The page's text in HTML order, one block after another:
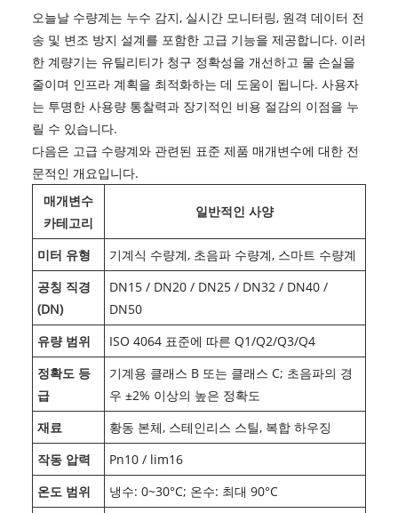
오늘날 수량계는 누수 감지, 실시간 모니터링, 원격 데이터 전
송 및 변조 방지 설계를 포함한 고급 기능을 제공합니다. 이러
한 계량기는 유틸리티가 청구 정확성을 개선하고 물 손실을
줄이며 인프라 계획을 최적화하는 데 도움이 됩니다. 사용자
는 투명한 사용량 통찰력과 장기적인 비용 절감의 이점을 누
릴 수 있습니다.
다음은 고급 수량계와 관련된 표준 제품 매개변수에 대한 전
문적인 개요입니다.
매개변수
카테고리
일반적인 사양
미터 유형
기계식 수량계, 초음파 수량계, 스마트 수량계
공칭 직경
(DN)
DN15 / DN20 / DN25 / DN32 / DN40 /
DN50
유량 범위
ISO 4064 표준에 따른 Q1/Q2/Q3/Q4
정확도 등
급
기계용 클래스 B 또는 클래스 C; 초음파의 경
우 ±2% 이상의 높은 정확도
재료
황동 본체, 스테인리스 스틸, 복합 하우징
작동 압력
Pn10 / lim16
온도 범위
냉수: 0~30°C; 온수: 최대 90°C